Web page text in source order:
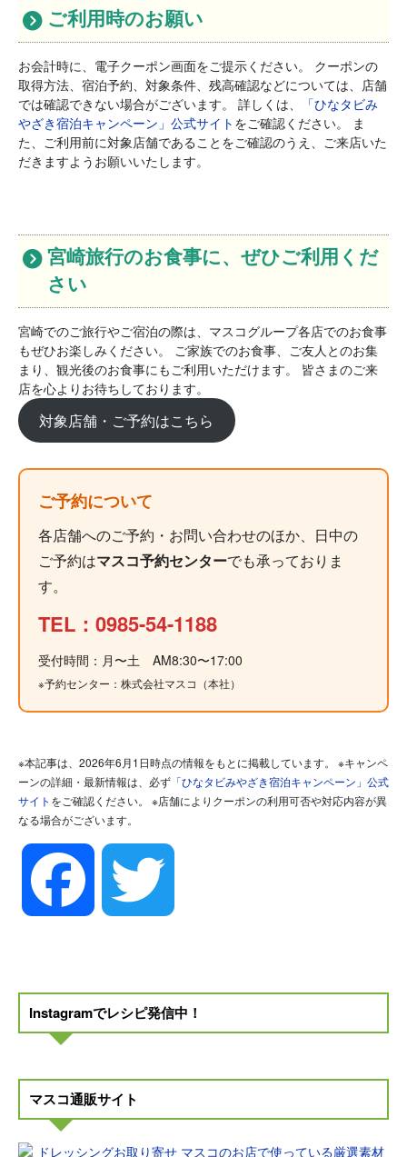
ご利用時のお願い
お会計時に、電子クーポン画面をご提示ください。 クーポンの
取得方法、宿泊予約、対象条件、残高確認などについては、店舗
では確認できない場合がございます。 詳しくは、
「ひなタビみ
やざき宿泊キャンペーン」公式サイト をご確認ください。 ま
た、ご利用前に対象店舗であることをご確認のうえ、ご来店いた
だきますようお願いいたします。
宮崎旅行のお食事に、ぜひご利用くだ
さい
宮崎でのご旅行やご宿泊の際は、マスコグループ各店でのお食事
もぜひお楽しみください。 ご家族でのお食事、ご友人とのお集
まり、観光後のお食事にもご利用いただけます。 皆さまのご来
店を心よりお待ちしております。
対象店舗・ご予約はこちら
ご予約について
各店舗へのご予約・お問い合わせのほか、日中の
ご予約はマスコ予約センターでも承っておりま
す。
TEL：0985-54-1188
受付時間：月〜土 AM8:30〜17:00
※予約センター：株式会社マスコ（本社）
※本記事は、2026年6月1日時点の情報をもとに掲載しています。 ※キャンペ
ーンの詳細・最新情報は、必ず 「ひなタビみやざき宿泊キャンペーン」公式
サイト をご確認ください。 ※店舗によりクーポンの利用可否や対応内容が異
なる場合がございます。
Facebook
Instagramでレシピ発信中！
マスコ通販サイト